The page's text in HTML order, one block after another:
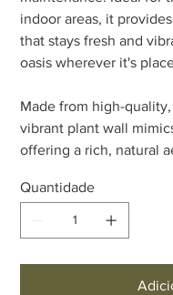
indoor areas, it
that stays fresh and
oasis wherever it's
Made from high-
vibrant plant wall
offering a rich, natural
Quantidade